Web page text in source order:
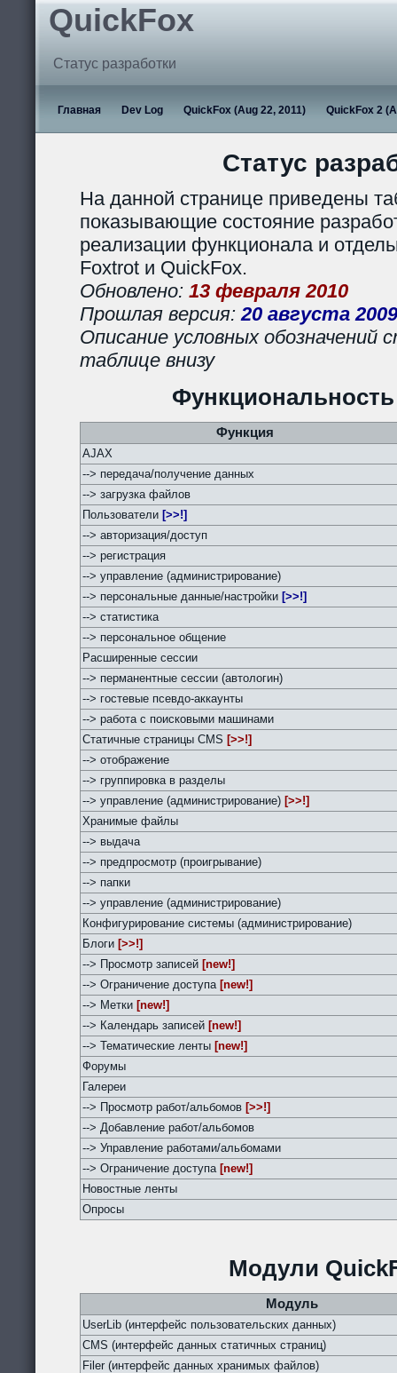
QuickFox
Статус разработки
Главная Dev Log QuickFox (Aug 22, 2011) QuickFox 2
Статус
На данной странице приведены
показывающие состояние
реализации функционала и
Foxtrot и QuickFox.
Обновлено: 13 февраля 2010
Прошлая версия:20 августа 2009
Описание условных обозначений
таблице внизу
Функция
AJAX
--> передача/получение данных
--> загрузка файлов
Пользователи [>>!]
--> авторизация/доступ
--> регистрация
--> управление (администрирование)
--> персональные данные/настройки [>>!]
--> статистика
--> персональное общение
Расширенные сессии
--> перманентные сессии (автологин)
--> гостевые псевдо-аккаунты
--> работа с поисковыми машинами
Статичные страницы CMS [>>!]
--> отображение
--> группировка в разделы
--> управление (администрирование) [>>!]
Хранимые файлы
--> выдача
--> предпросмотр (проигрывание)
--> папки
--> управление (администрирование)
Конфигурирование системы (администрирование)
Блоги [>>!]
--> Просмотр записей [new!]
--> Ограничение доступа [new!]
--> Метки [new!]
--> Календарь записей [new!]
--> Тематические ленты [new!]
Форумы
Галереи
--> Просмотр работ/альбомов [>>!]
--> Добавление работ/альбомов
--> Управление работами/альбомами
--> Ограничение доступа [new!]
Новостные ленты
Опросы
Модули
Модуль
UserLib (интерфейс пользовательских данных)
CMS (интерфейс данных статичных страниц)
Filer (интерфейс данных хранимых файлов)